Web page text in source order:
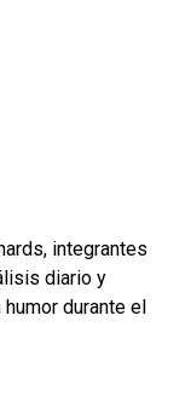
integrantes
diario y
durante el